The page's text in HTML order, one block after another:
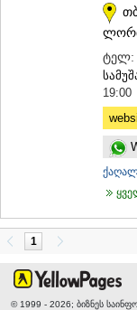
ტელ:
19:00
1
© 1999 - 2026; ბიზნეს